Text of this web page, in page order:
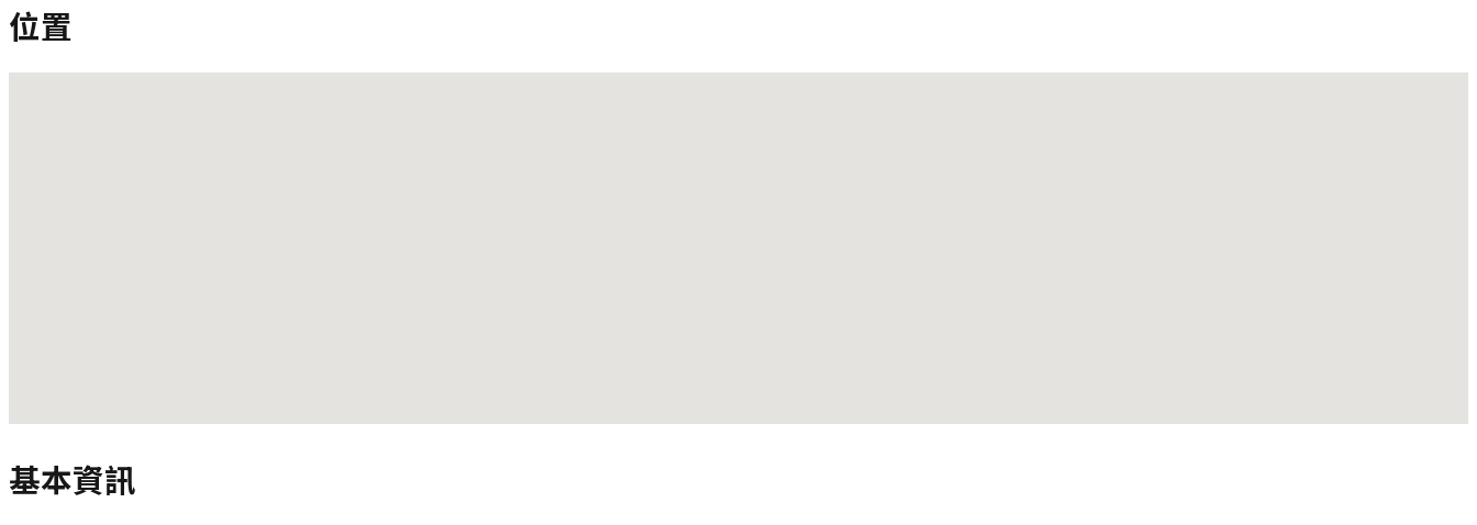
位置
基本資訊